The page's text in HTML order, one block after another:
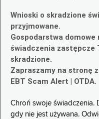
Wnioski o skradzione
przyjmowane.
Gospodarstwa domowe
świadczenia zastępcze
skradzione.
Zapraszamy na stronę
EBT Scam Alert | OTDA.
Chroń swoje świadczenia.
gdy nie jest używana.